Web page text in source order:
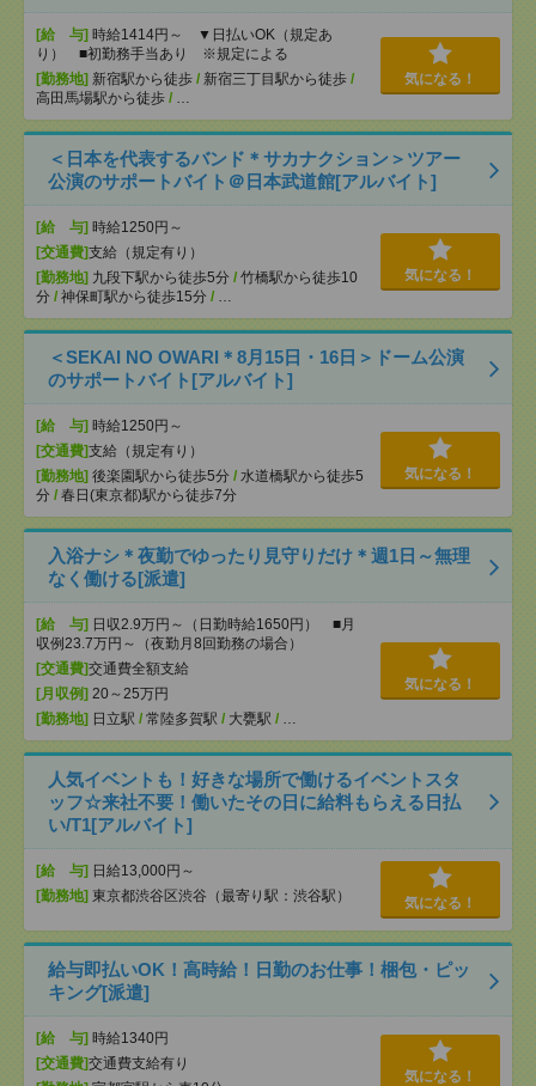
[給 与] 時給1414円～ ▼日払いOK（規定あ
り） ■初勤務手当あり ※規定による
[勤務地] 新宿駅から徒歩 / 新宿三丁目駅から徒歩 /
高田馬場駅から徒歩 / …
気になる！
＜日本を代表するバンド＊サカナクション＞ツアー
公演のサポートバイト＠日本武道館[アルバイト]
[給 与] 時給1250円～
[交通費]支給（規定有り）
[勤務地] 九段下駅から徒歩5分 / 竹橋駅から徒歩10
分 / 神保町駅から徒歩15分 / …
気になる！
＜SEKAI NO OWARI＊8月15日・16日＞ドーム公演
のサポートバイト[アルバイト]
[給 与] 時給1250円～
[交通費]支給（規定有り）
[勤務地] 後楽園駅から徒歩5分 / 水道橋駅から徒歩5
分 / 春日(東京都)駅から徒歩7分
気になる！
入浴ナシ＊夜勤でゆったり見守りだけ＊週1日～無理
なく働ける[派遣]
[給 与] 日収2.9万円～（日勤時給1650円） ■月
収例23.7万円～（夜勤月8回勤務の場合）
[交通費]交通費全額支給
[月収例] 20～25万円
[勤務地] 日立駅 / 常陸多賀駅 / 大甕駅 / …
気になる！
人気イベントも！好きな場所で働けるイベントスタ
ッフ☆来社不要！働いたその日に給料もらえる日払
い/T1[アルバイト]
[給 与] 日給13,000円～
[勤務地] 東京都渋谷区渋谷（最寄り駅：渋谷駅） 気になる！
給与即払いOK！高時給！日勤のお仕事！梱包・ピッ
キング[派遣]
[給 与] 時給1340円
[交通費]交通費支給有り
気になる！